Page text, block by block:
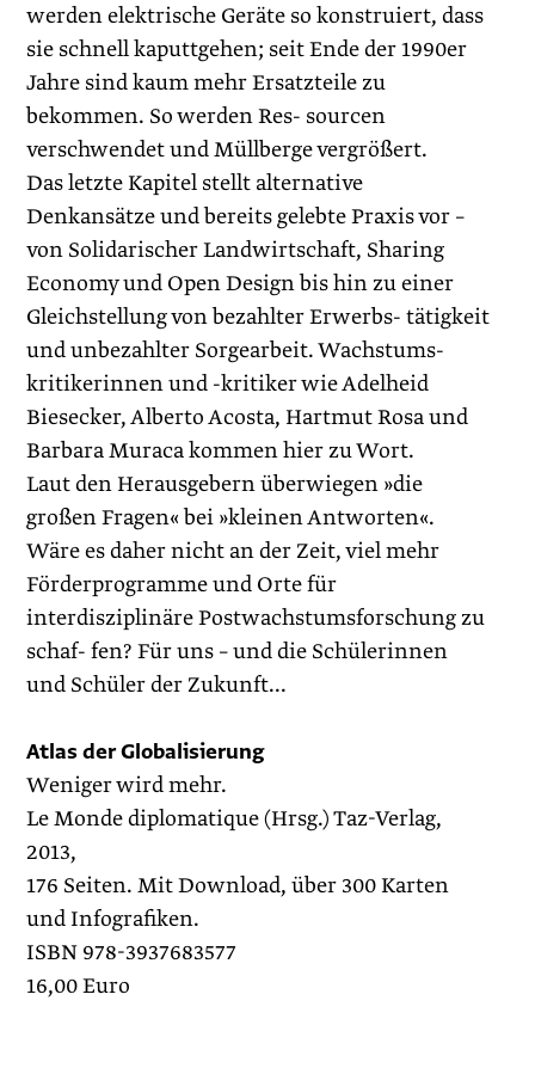
werden elektrische Geräte so konstruiert, dass
sie schnell kaputtgehen; seit Ende der 1990er
Jahre sind kaum mehr Ersatzteile zu
bekommen. So werden Res- sourcen
verschwendet und Müllberge vergrößert.
Das letzte Kapitel stellt alternative
Denkansätze und bereits gelebte Praxis vor –
von Solidarischer Landwirtschaft, Sharing
Economy und Open Design bis hin zu einer
Gleichstellung von bezahlter Erwerbs- tätigkeit
und unbezahlter Sorgearbeit. Wachstums-
kritikerinnen und -kritiker wie Adelheid
Biesecker, Alberto Acosta, Hartmut Rosa und
Barbara Muraca kommen hier zu Wort.
Laut den Herausgebern überwiegen »die
großen Fragen« bei »kleinen Antworten«.
Wäre es daher nicht an der Zeit, viel mehr
Förderprogramme und Orte für
interdisziplinäre Postwachstumsforschung zu
schaf- fen? Für uns – und die Schülerinnen
und Schüler der Zukunft...
Atlas der Globalisierung
Weniger wird mehr.
Le Monde diplomatique (Hrsg.) Taz-Verlag,
2013,
176 Seiten. Mit Download, über 300 Karten
und Infografiken.
ISBN 978-3937683577
16,00 Euro